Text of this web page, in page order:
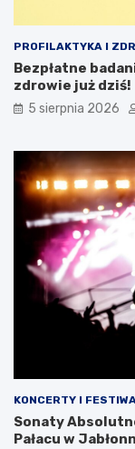
PROFILAKTYKA I
Bezpłatne
zdrowie już dziś!
5 sierpnia 2026
KONCERTY I
Sonaty
Pałacu w